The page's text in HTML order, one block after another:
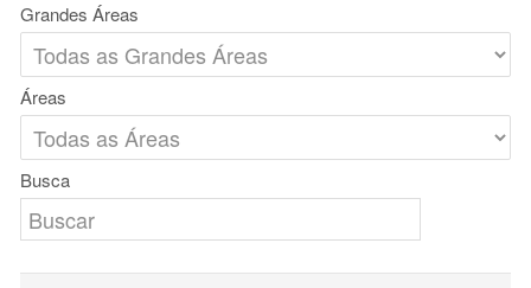
Grandes Áreas
Áreas
Busca